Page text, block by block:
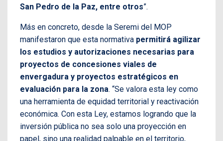
San Pedro de la Paz, entre otros”.
Más en concreto, desde la Seremi del MOP
manifestaron que esta normativa permitirá agilizar
los estudios y autorizaciones necesarias para
proyectos de concesiones viales de
envergadura y proyectos estratégicos en
evaluación para la zona. “Se valora esta ley como
una herramienta de equidad territorial y reactivación
económica. Con esta Ley, estamos logrando que la
inversión pública no sea solo una proyección en
papel, sino una realidad palpable en el territorio,